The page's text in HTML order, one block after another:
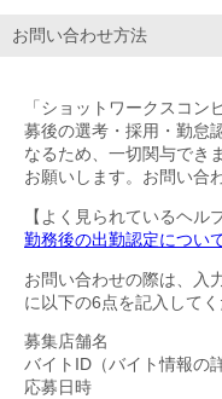
お問い合わせ方法
「ショットワークスコ
募後の選考・採用・勤怠
なるため、一切関与でき
お願いします。お問い合
【よく見られているヘルプ
勤務後の出勤認定につい
お問い合わせの際は、入
に以下の6点を記入してく
募集店舗名
バイトID（バイト情報の
応募日時